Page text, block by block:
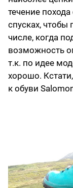
течение
спусках, чтобы
числе, когда
возможность
т.к. по идее
хорошо.
к обуви